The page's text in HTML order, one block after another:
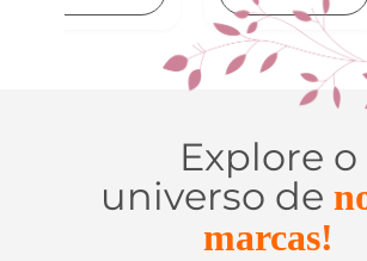
Explore o
universo de
marcas!